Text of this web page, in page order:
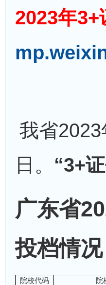
2023年3+
我省
日。 “3+
广东省
投档情况
院校代码 院